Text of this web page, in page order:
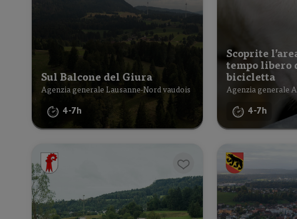
Sul Balcone del Giura
Agenzia generale Lausanne-Nord vaudois
4-7h
Scoprite
tempo libero
bicicletta
Agenzia generale
4-7h